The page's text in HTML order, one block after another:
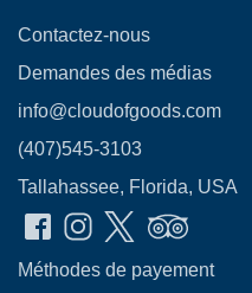
Contactez-nous
Demandes des médias
info@cloudofgoods.com
(407)545-3103
Tallahassee, Florida, USA
Méthodes de payement